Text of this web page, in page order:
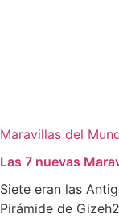
Maravillas del
Las 7 nuevas
Siete eran las
Pirámide de